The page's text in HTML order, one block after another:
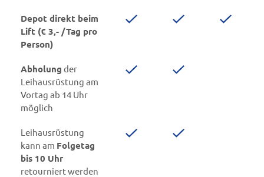
Depot direkt beim
Lift (€ 3,- /Tag pro
Person)
Abholung der
Leihausrüstung am
Vortag ab 14 Uhr
möglich
Leihausrüstung
kann am Folgetag
bis 10 Uhr
retourniert werden